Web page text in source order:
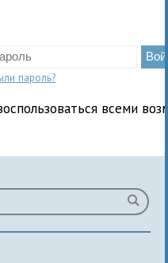
пароль?
всеми